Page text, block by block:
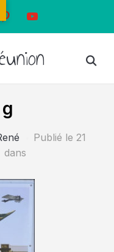
youtube
Publié le 21
dans